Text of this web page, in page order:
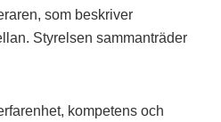
som beskriver
Styrelsen sammanträder
kompetens och